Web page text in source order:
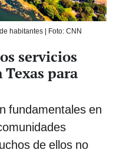
habitantes | Foto: CNN
servicios
para
fundamentales en
de ellos no